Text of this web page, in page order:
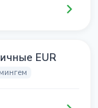
EUR